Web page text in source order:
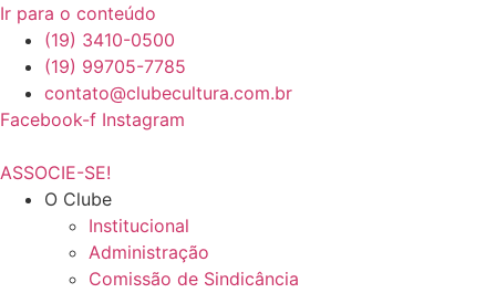
Ir para o conteúdo
(19) 3410-0500
(19) 99705-7785
contato@clubecultura.com.br
Facebook-f Instagram
ASSOCIE-SE!
O Clube
Institucional
Administração
Comissão de Sindicância